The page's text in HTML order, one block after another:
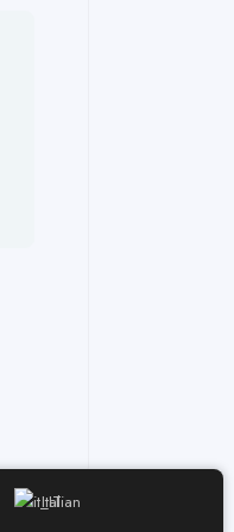
Italian